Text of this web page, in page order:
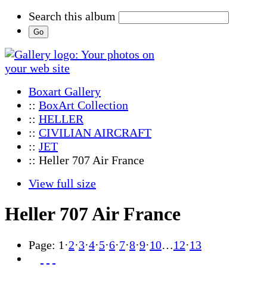
Search this album
Boxart Gallery
:: BoxArt Collection
:: HELLER
:: CIVILIAN AIRCRAFT
:: JET
:: Heller 707 Air France
View full size
Heller 707 Air France
Page: 1 ·2·3·4·5·6·7·8·9·10…12·13